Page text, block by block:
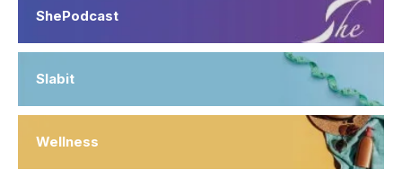
ShePodcast
Slabit
Wellness